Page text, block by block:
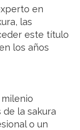
en
las
este título
los años
la sakura
o un